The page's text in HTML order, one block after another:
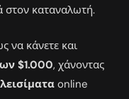
στον καταναλωτή.
να κάνετε και
$1.000, χάνοντας
online